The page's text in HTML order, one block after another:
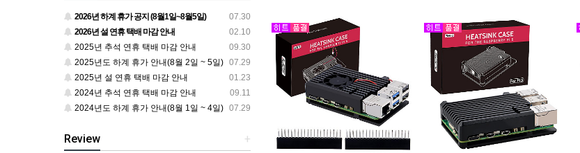
07.30
2026년 하계 휴가 공지 (8월1일~8월5일)
02.10
2026년 설 연휴 택배 마감 안내
09.30
2025년 추석 연휴 택배 마감 안내
07.29
2025년도 하계 휴가 안내(8월 2일 ~ 5일)
01.23
2025년 설 연휴 택배 마감 안내
09.11
2024년 추석 연휴 택배 마감 안내
07.29
2024년도 하계 휴가 안내(8월 1일 ~ 4일)
+
Review